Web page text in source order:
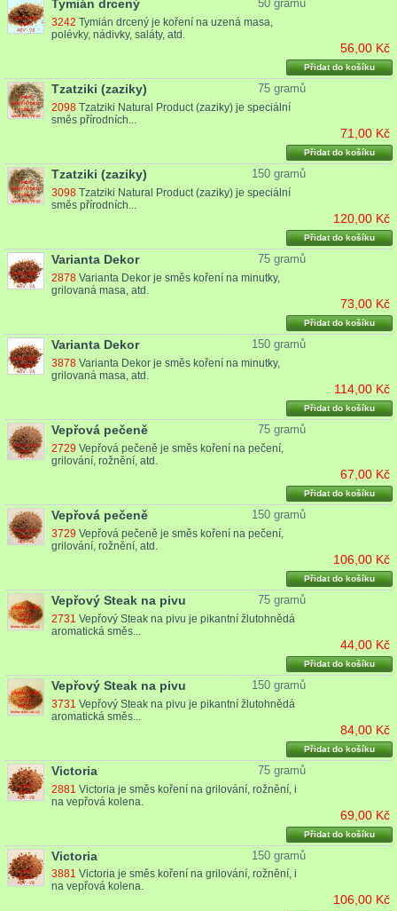
Tymián drcený 50 gramů
3242 Tymián drcený je koření na uzená masa,
polévky, nádivky, saláty, atd.
56,00 Kč
Přidat do košíku
Tzatziki (zaziky) 75 gramů
2098 Tzatziki Natural Product (zaziky) je speciální
směs přírodních...
71,00 Kč
Přidat do košíku
Tzatziki (zaziky) 150 gramů
3098 Tzatziki Natural Product (zaziky) je speciální
směs přírodních...
120,00 Kč
Přidat do košíku
Varianta Dekor 75 gramů
2878 Varianta Dekor je směs koření na minutky,
grilovaná masa, atd.
73,00 Kč
Přidat do košíku
Varianta Dekor 150 gramů
3878 Varianta Dekor je směs koření na minutky,
grilovaná masa, atd.
114,00 Kč
Přidat do košíku
Vepřová pečeně 75 gramů
2729 Vepřová pečeně je směs koření na pečení,
grilování, rožnění, atd.
67,00 Kč
Přidat do košíku
Vepřová pečeně 150 gramů
3729 Vepřová pečeně je směs koření na pečení,
grilování, rožnění, atd.
106,00 Kč
Přidat do košíku
Vepřový Steak na pivu 75 gramů
2731 Vepřový Steak na pivu je pikantní žlutohnědá
aromatická směs...
44,00 Kč
Přidat do košíku
Vepřový Steak na pivu 150 gramů
3731 Vepřový Steak na pivu je pikantní žlutohnědá
aromatická směs...
84,00 Kč
Přidat do košíku
Victoria 75 gramů
2881 Victoria je směs koření na grilování, rožnění, i
na vepřová kolena.
69,00 Kč
Přidat do košíku
Victoria 150 gramů
3881 Victoria je směs koření na grilování, rožnění, i
na vepřová kolena.
106,00 Kč